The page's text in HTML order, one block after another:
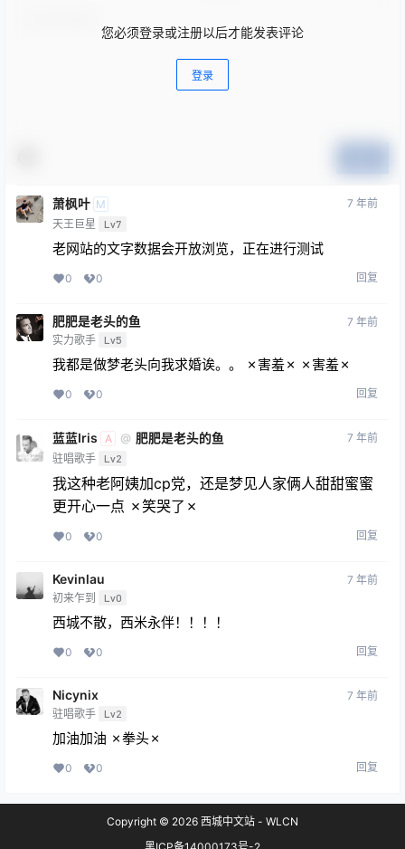
您必须登录或注册以后才能发表评论
登录
萧枫叶 M
天王巨星
Lv7
7 年前
老网站的文字数据会开放浏览，正在进行测试
0 0 回复
肥肥是老头的鱼
实力歌手 Lv5
7 年前
我都是做梦老头向我求婚诶。。 ✗害羞✗ ✗害羞✗
0 0 回复
蓝蓝Iris A @ 肥肥是老头的鱼
驻唱歌手 Lv2
7 年前
我这种老阿姨加cp党，还是梦见人家俩人甜甜蜜蜜
更开心一点 ✗笑哭了✗
0 0 回复
Kevinlau
初来乍到 Lv0
7 年前
西城不散，西米永伴！！！！
0 0 回复
Nicynix
驻唱歌手 Lv2
7 年前
加油加油 ✗拳头✗
0 0 回复
Copyright © 2026 西城中文站 - WLCN